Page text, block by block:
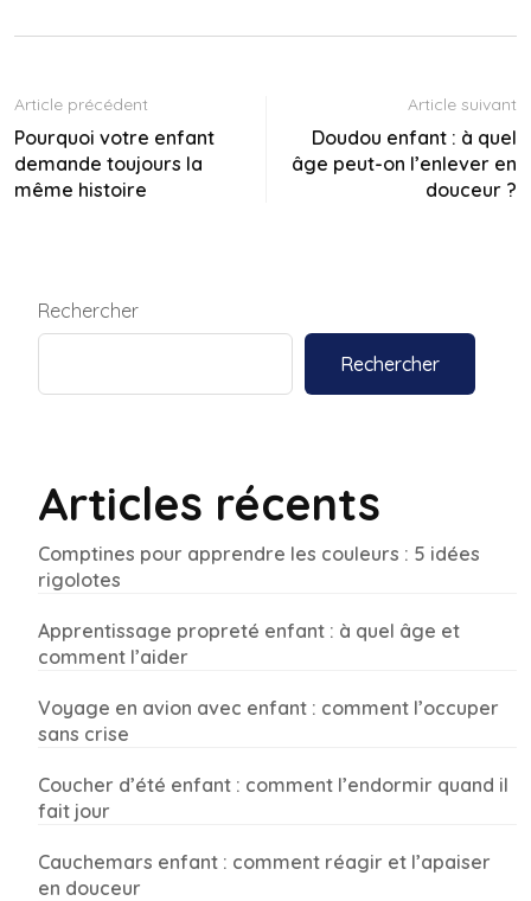
Article précédent
Pourquoi votre enfant
demande toujours la
même histoire
Article suivant
Doudou enfant : à quel
âge peut-on l’enlever en
douceur ?
Rechercher
Rechercher
Articles récents
Comptines pour apprendre les couleurs : 5 idées
rigolotes
Apprentissage propreté enfant : à quel âge et
comment l’aider
Voyage en avion avec enfant : comment l’occuper
sans crise
Coucher d’été enfant : comment l’endormir quand il
fait jour
Cauchemars enfant : comment réagir et l’apaiser
en douceur